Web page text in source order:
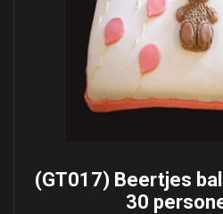
(GT017) Beertjes
30